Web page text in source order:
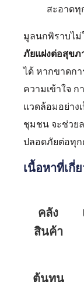
สะอาดทุ
มูลนกพิราบไ
ภัยแฝงต่อสุขภ
ได้ หากขาดก
ความเข้าใจ
แวดล้อมอย่าง
ชุมชน จะช่วย
ปลอดภัยต่อทุก
เนื้อหาที่เกี่
คลัง
สินค้า
ดิจิทัล
ต้นทุน